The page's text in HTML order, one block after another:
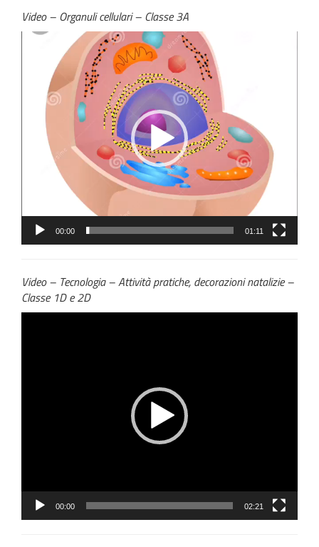
Video – Organuli cellulari – Classe 3A
Video
00:00 01:11
Video – Tecnologia – Attività pratiche, decorazioni natalizie –
Classe 1D e 2D
00:00 02:21